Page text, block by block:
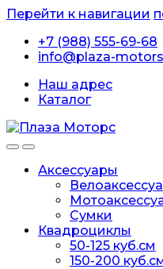
Перейти к навигации
+7 (988) 555-69-68
info@plaza-
Наш адрес
Каталог
Аксессуары
Сумки
Квадроциклы
50-125 куб.см
150-200